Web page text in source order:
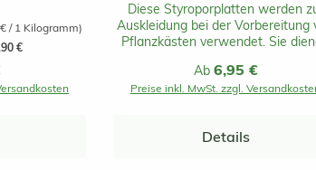
die Pflanzen
Vitalität,
und die
Form, so
/ 1 Kilogramm)
€
Diese Styroporplatten werden
Auskleidung bei der Vorbereitung
Pflanzkästen verwendet. Sie
Winter als Schutz vor Frost. Bei
runden Gefässen reicht es wenn
x 50cm groß und 2cm dick. Sehen
Regulärer Preis:
Ab 6,95 €
Preise inkl. MwSt. zzgl.
Details